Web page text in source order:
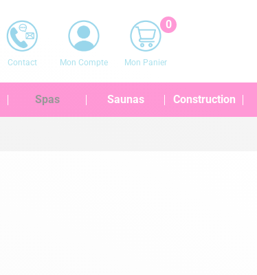
Contact Mon Compte
0
Mon Panier
Spas Saunas Construction